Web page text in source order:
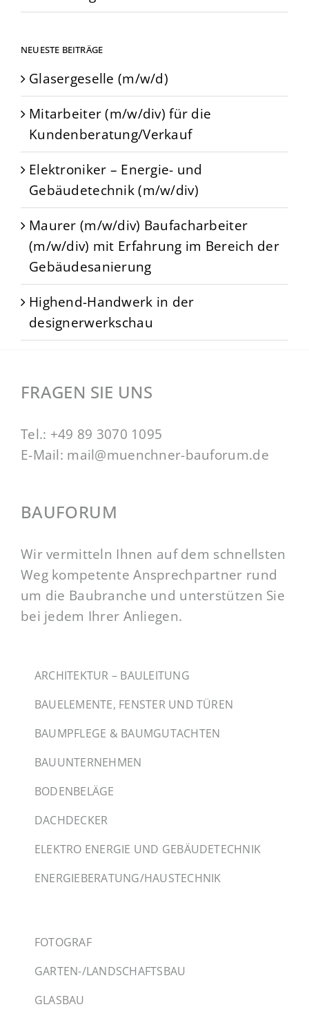
NEUESTE BEITRÄGE
Glasergeselle (m/w/d)
Mitarbeiter (m/w/div) für die
Kundenberatung/Verkauf
Elektroniker – Energie- und
Gebäudetechnik (m/w/div)
Maurer (m/w/div) Baufacharbeiter
(m/w/div) mit Erfahrung im Bereich der
Gebäudesanierung
Highend-Handwerk in der
designerwerkschau
FRAGEN SIE UNS
Tel.: +49 89 3070 1095
E-Mail: mail@muenchner-bauforum.de
BAUFORUM
Wir vermitteln Ihnen auf dem schnellsten
Weg kompetente Ansprechpartner rund
um die Baubranche und unterstützen Sie
bei jedem Ihrer Anliegen.
ARCHITEKTUR – BAULEITUNG
BAUELEMENTE, FENSTER UND TÜREN
BAUMPFLEGE & BAUMGUTACHTEN
BAUUNTERNEHMEN
BODENBELÄGE
DACHDECKER
ELEKTRO ENERGIE UND GEBÄUDETECHNIK
ENERGIEBERATUNG/HAUSTECHNIK
FOTOGRAF
GARTEN-/LANDSCHAFTSBAU
GLASBAU